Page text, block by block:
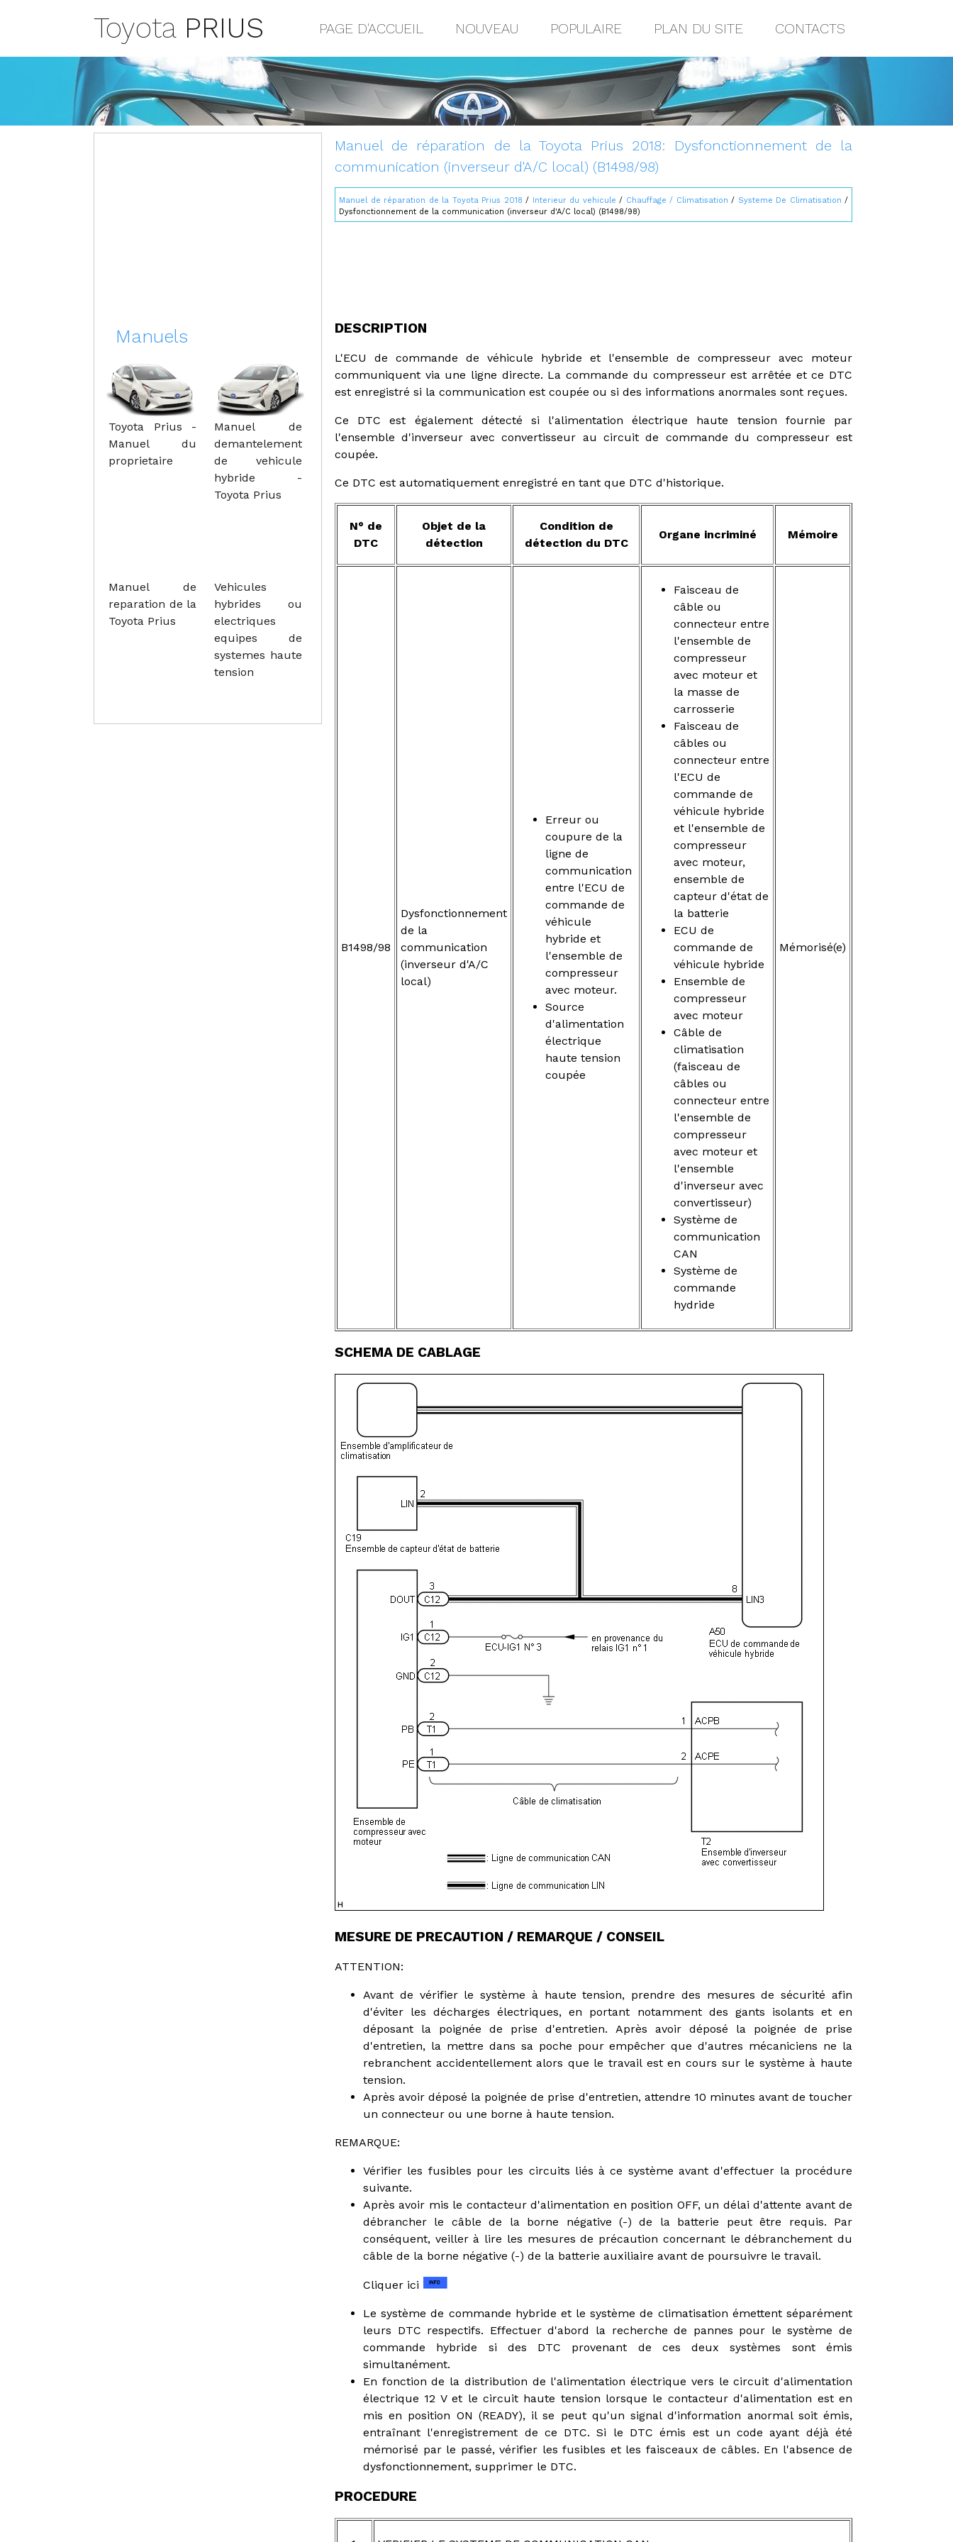
Toyota PRIUS PAGE D'ACCUEIL NOUVEAU POPULAIRE PLAN DU SITE CONTACTS
Manuel de réparation de la Toyota Prius 2018: Dysfonctionnement de la
communication (inverseur d'A/C local) (B1498/98)
Manuel de réparation de la Toyota Prius 2018 / Interieur du vehicule / Chauffage / Climatisation / Systeme De Climatisation /
Dysfonctionnement de la communication (inverseur d'A/C local) (B1498/98)
DESCRIPTION
L'ECU de commande de véhicule hybride et l'ensemble de compresseur avec moteur
communiquent via une ligne directe. La commande du compresseur est arrêtée et ce DTC
est enregistré si la communication est coupée ou si des informations anormales sont reçues.
Ce DTC est également détecté si l'alimentation électrique haute tension fournie par
l'ensemble d'inverseur avec convertisseur au circuit de commande du compresseur est
coupée.
Ce DTC est automatiquement enregistré en tant que DTC d'historique.
N° de
DTC
Objet de la
détection
Condition de
détection du DTC
Organe incriminé Mémoire
B1498/98
Dysfonctionnement
de la
communication
(inverseur d'A/C
local)
Erreur ou
coupure de la
ligne de
communication
entre l'ECU de
commande de
véhicule
hybride et
l'ensemble de
compresseur
avec moteur.
Source
d'alimentation
électrique
haute tension
coupée
Faisceau de
câble ou
connecteur entre
l'ensemble de
compresseur
avec moteur et
la masse de
carrosserie
Faisceau de
câbles ou
connecteur entre
l'ECU de
commande de
véhicule hybride
et l'ensemble de
compresseur
avec moteur,
ensemble de
capteur d'état de
la batterie
ECU de
commande de
véhicule hybride
Ensemble de
compresseur
avec moteur
Câble de
climatisation
(faisceau de
câbles ou
connecteur entre
l'ensemble de
compresseur
avec moteur et
l'ensemble
d'inverseur avec
convertisseur)
Système de
communication
CAN
Système de
commande
hydride
Mémorisé(e)
SCHEMA DE CABLAGE
MESURE DE PRECAUTION / REMARQUE / CONSEIL
ATTENTION:
Avant de vérifier le système à haute tension, prendre des mesures de sécurité afin
d'éviter les décharges électriques, en portant notamment des gants isolants et en
déposant la poignée de prise d'entretien. Après avoir déposé la poignée de prise
d'entretien, la mettre dans sa poche pour empêcher que d'autres mécaniciens ne la
rebranchent accidentellement alors que le travail est en cours sur le système à haute
tension.
Après avoir déposé la poignée de prise d'entretien, attendre 10 minutes avant de toucher
un connecteur ou une borne à haute tension.
REMARQUE:
Vérifier les fusibles pour les circuits liés à ce système avant d'effectuer la procédure
suivante.
Après avoir mis le contacteur d'alimentation en position OFF, un délai d'attente avant de
débrancher le câble de la borne négative (-) de la batterie peut être requis. Par
conséquent, veiller à lire les mesures de précaution concernant le débranchement du
câble de la borne négative (-) de la batterie auxiliaire avant de poursuivre le travail.
Cliquer ici
Le système de commande hybride et le système de climatisation émettent séparément
leurs DTC respectifs. Effectuer d'abord la recherche de pannes pour le système de
commande hybride si des DTC provenant de ces deux systèmes sont émis
simultanément.
En fonction de la distribution de l'alimentation électrique vers le circuit d'alimentation
électrique 12 V et le circuit haute tension lorsque le contacteur d'alimentation est en
mis en position ON (READY), il se peut qu'un signal d'information anormal soit émis,
entraînant l'enregistrement de ce DTC. Si le DTC émis est un code ayant déjà été
mémorisé par le passé, vérifier les fusibles et les faisceaux de câbles. En l'absence de
dysfonctionnement, supprimer le DTC.
PROCEDURE
Manuels
Toyota Prius -
Manuel du
proprietaire
Manuel de
demantelement
de vehicule
hybride -
Toyota Prius
Manuel de
reparation de la
Toyota Prius
Vehicules
hybrides ou
electriques
equipes de
systemes haute
tension